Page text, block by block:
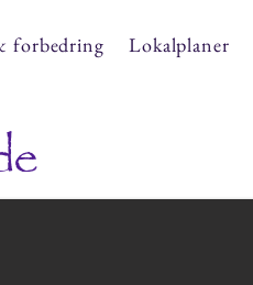
forbedring Lokalplaner